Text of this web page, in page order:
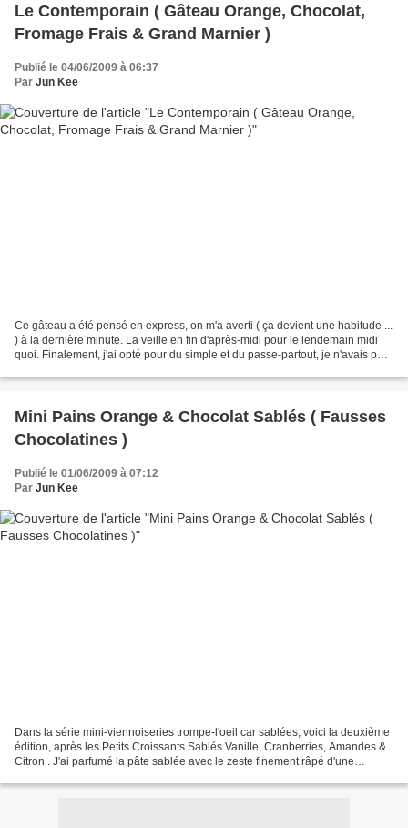
Le Contemporain ( Gâteau Orange, Chocolat,
Fromage Frais & Grand Marnier )
Publié le 04/06/2009 à 06:37
Par Jun Kee
Ce gâteau a été pensé en express, on m'a averti ( ça devient une habitude ...
) à la dernière minute. La veille en fin d'après-midi pour le lendemain midi
quoi. Finalement, j'ai opté pour du simple et du passe-partout, je n'avais pas
Mini Pains Orange & Chocolat Sablés ( Fausses
Chocolatines )
Publié le 01/06/2009 à 07:12
Par Jun Kee
Dans la série mini-viennoiseries trompe-l'oeil car sablées, voici la deuxième
édition, après les Petits Croissants Sablés Vanille, Cranberries, Amandes &
Citron . J'ai parfumé la pâte sablée avec le zeste finement râpé d'une